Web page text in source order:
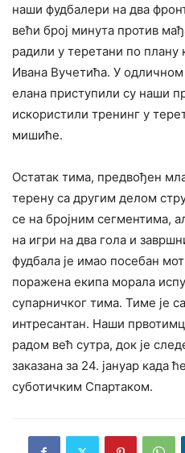
наши фудбалери на два
већи број минута против
радили у теретани по
Ивана Вучетића. У одличном
елана приступили су наши
искористили тренинг у
мишиће.
Остатак тима, предвођен
терену са другим делом
се на бројним сегментима,
на игри на два гола и
фудбала је имао посебан
поражена екипа морала
супарничког тима. Тиме је
интресантан. Наши
радом већ сутра, док је
заказана за 24. јануар када
суботичким Спартаком.